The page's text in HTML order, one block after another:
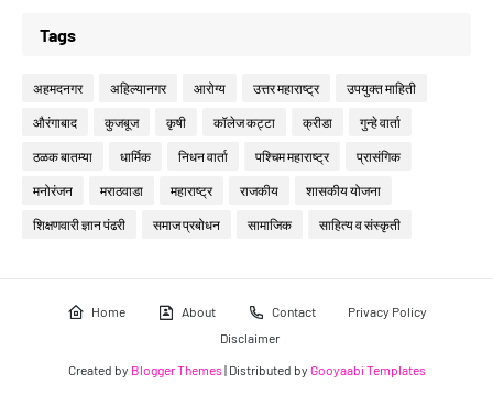
Tags
अहमदनगर अहिल्यानगर आरोग्य उत्तर महाराष्ट्र उपयुक्त माहिती
औरंगाबाद कुजबूज कृषी कॉलेज कट्टा क्रीडा गुन्हे वार्ता
ठळक बातम्या धार्मिक निधन वार्ता पश्चिम महाराष्ट्र प्रासंगिक
मनोरंजन मराठवाडा महाराष्ट्र राजकीय शासकीय योजना
शिक्षणवारी ज्ञान पंढरी समाज प्रबोधन सामाजिक साहित्य व संस्कृती
Home About Contact
Privacy Policy
Disclaimer
Created by Blogger Themes| Distributed by Gooyaabi Templates